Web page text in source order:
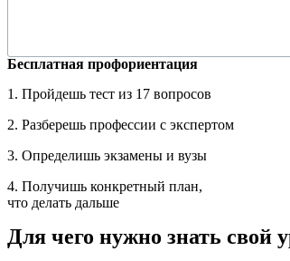
Бесплатная профориентация
1. Пройдешь тест из 17 вопросов
2. Разберешь профессии с экспертом
3. Определишь экзамены и вузы
4. Получишь конкретный план,
что делать дальше
Для чего нужно знать свой